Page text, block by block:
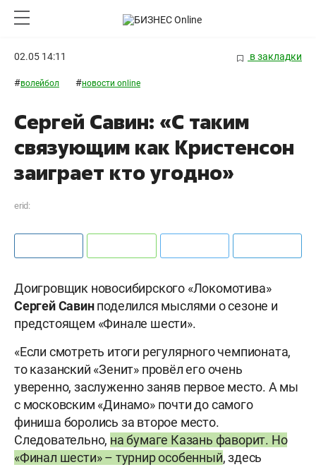
02.05 14:11 в закладки
#волейбол #новости online
Сергей Савин: «С таким
связующим как Кристенсон
заиграет кто угодно»
erid:
Доигровщик новосибирского «Локомотива»
Сергей Савинподелился мыслями о сезоне и
предстоящем «Финале шести».
«Если смотреть итоги регулярного чемпионата,
то казанский «Зенит» провёл его очень
уверенно, заслуженно заняв первое место. А мы
с московским «Динамо» почти до самого
финиша боролись за второе место.
Следовательно, на бумаге Казань фаворит. Но
«Финал шести» – турнир особенный, здесь